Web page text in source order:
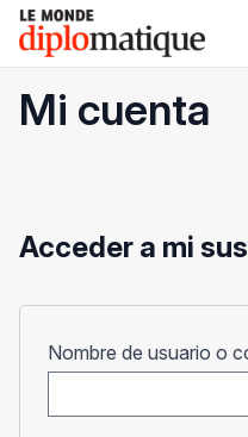
Skip
content
Le monde diplomatique
Mi cuenta
Acceder a mi
Nombre de usuario o